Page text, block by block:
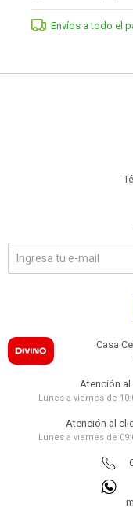
Envíos a todo el
Casa
Atención al
Lunes a viernes de
Atención al
Lunes a viernes de